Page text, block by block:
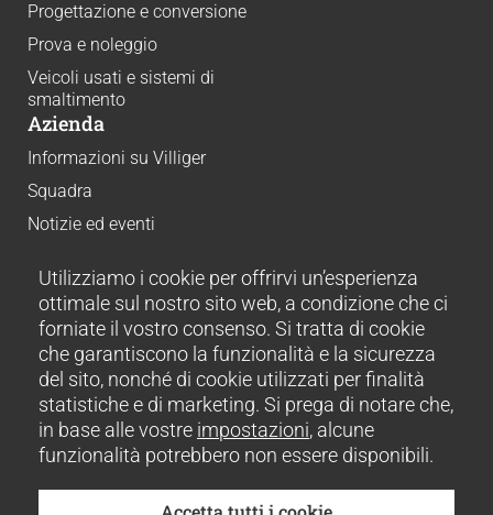
Progettazione e conversione
Prova e noleggio
Veicoli usati e sistemi di
smaltimento
Azienda
Informazioni su Villiger
Squadra
Notizie ed eventi
Download
Sostenibilità
Storie di successo
Contatto
Disclaimer
Impronta
Condizioni
CGV
Utilizziamo i cookie per offrirvi un’esperienza
ottimale sul nostro sito web, a condizione che ci
forniate il vostro consenso. Si tratta di cookie
che garantiscono la funzionalità e la sicurezza
del sito, nonché di cookie utilizzati per finalità
statistiche e di marketing. Si prega di notare che,
in base alle vostre impostazioni, alcune
funzionalità potrebbero non essere disponibili.